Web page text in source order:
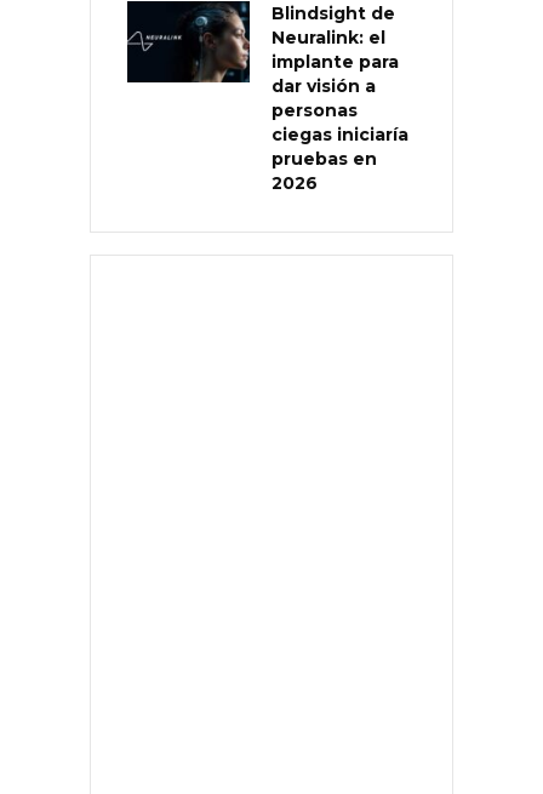
Blindsight de
Neuralink: el
implante para
dar visión a
personas
ciegas iniciaría
pruebas en
2026